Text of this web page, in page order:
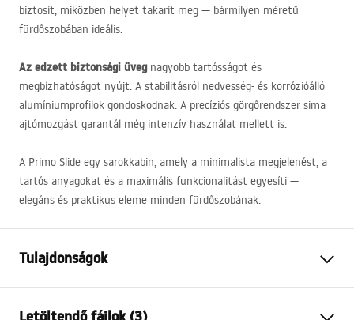
biztosít, miközben helyet takarít meg — bármilyen méretű
fürdőszobában ideális.
Az edzett biztonsági üvegnagyobb tartósságot és
megbízhatóságot nyújt. A stabilitásról nedvesség- és korrózióálló
alumíniumprofilok gondoskodnak. A precíziós görgőrendszer sima
ajtómozgást garantál még intenzív használat mellett is.
A Primo Slide egy sarokkabin, amely a minimalista megjelenést, a
tartós anyagokat és a maximális funkcionalitást egyesíti —
elegáns és praktikus eleme minden fürdőszobának.
Tulajdonságok